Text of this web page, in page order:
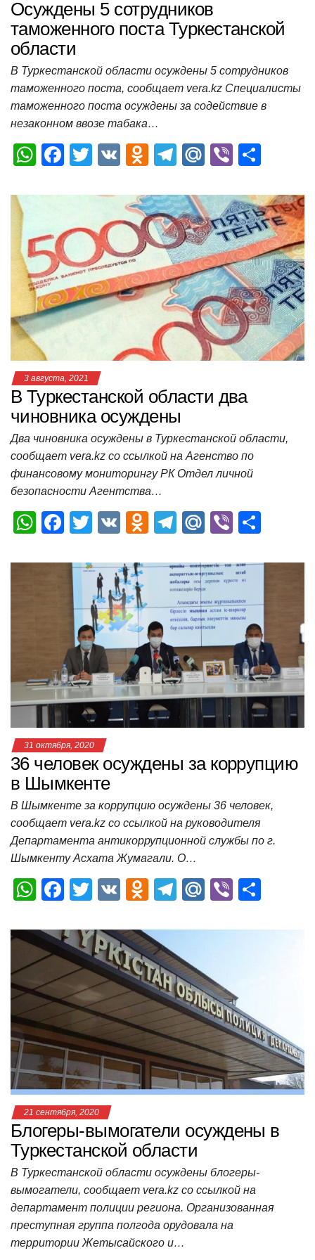
Осуждены 5 сотрудников
таможенного поста Туркестанской
области
В Туркестанской области осуждены 5 сотрудников
таможенного поста, сообщает vera.kz Специалисты
таможенного поста осуждены за содействие в
незаконном ввозе табака…
W
at
A
p
p
F
c
e
b
o
o
k
T
tt
er
V
O
n
o
kl
a
ss
ni
ki
T
e
gr
a
m
M
.R
u
Vi
er п
р
а
в
и
т
ь
3 августа, 2021
В Туркестанской области два
чиновника осуждены
Два чиновника осуждены в Туркестанской области,
сообщает vera.kz со ссылкой на Агенство по
финансовому мониторингу РК Отдел личной
безопасности Агентства…
W
at
p
F
c
e
b
o
o
k
T
tt
er
V
O
n
kl
a
ss
ni
ki
T
e
gr
a
m
M
.R
u
Vi
er п
а
в
и
т
ь
31 октября, 2020
36 человек осуждены за коррупцию
в Шымкенте
В Шымкенте за коррупцию осуждены 36 человек,
сообщает vera.kz со ссылкой на руководителя
Департамента антикоррупционной службы по г.
Шымкенту Асхата Жумагали. О…
W
at
s
A
p
p
F
c
e
b
o
o
k
T
tt
er
V
O
n
o
kl
a
ss
ni
ki
T
e
gr
a
m
M
.R
Vi
er п
и
т
ь
21 сентября, 2020
Блогеры-вымогатели осуждены в
Туркестанской области
В Туркестанской области осуждены блогеры-
вымогатели, сообщает vera.kz со ссылкой на
департамент полиции региона. Организованная
преступная группа полгода орудовала на
территории Жетысайского и…